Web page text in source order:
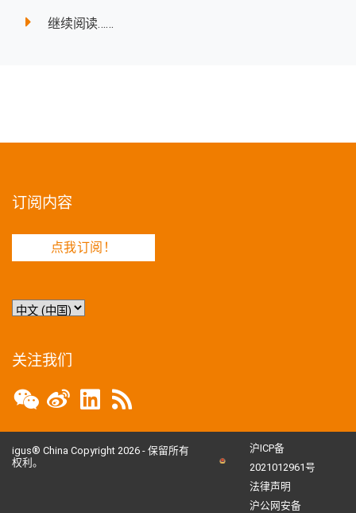
继续阅读……
订阅内容
点我订阅！
选
言
关注我们
igus® China Copyright 2026 - 保留所有
权利。
沪ICP备
2021012961号
法律声明
沪公网安备